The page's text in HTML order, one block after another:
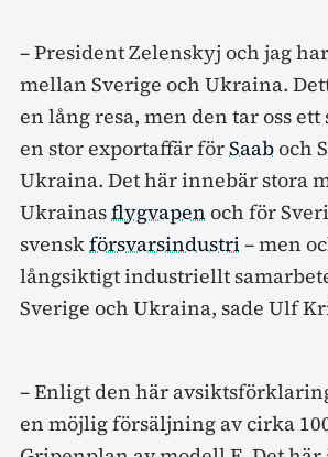
– President Zelenskyj och jag
mellan Sverige och Ukraina.
en lång resa, men den tar oss
en stor exportaffär förSaaboch
Ukraina. Det här innebär stora
Ukrainasflygvapen och för
svenskförsvarsindustri– men
långsiktigt industriellt
Sverige och Ukraina, sade Ulf
– Enligt den här
en möjlig försäljning av cirka